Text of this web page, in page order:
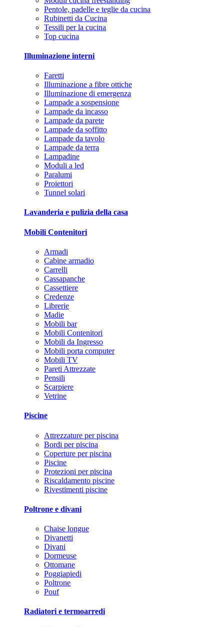
Pentole, padelle e teglie da cucina
Rubinetti da Cucina
Tessili per la cucina
Top cucina
Illuminazione interni
Faretti
Illuminazione a fibre ottiche
Illuminazione di emergenza
Lampade a sospensione
Lampade da incasso
Lampade da parete
Lampade da soffitto
Lampade da tavolo
Lampade da terra
Lampadine
Moduli a led
Paralumi
Proiettori
Tunnel solari
Lavanderia e pulizia della casa
Mobili Contenitori
Armadi
Cabine armadio
Carrelli
Cassapanche
Cassettiere
Credenze
Librerie
Madie
Mobili bar
Mobili Contenitori
Mobili da Ingresso
Mobili porta computer
Mobili TV
Pareti Attrezzate
Pensili
Scarpiere
Vetrine
Piscine
Attrezzature per piscina
Bordi per piscina
Coperture per piscina
Piscine
Protezioni per piscina
Riscaldamento piscine
Rivestimenti piscine
Poltrone e divani
Chaise longue
Divanetti
Divani
Dormeuse
Ottomane
Poggiapiedi
Poltrone
Pouf
Radiatori e termoarredi